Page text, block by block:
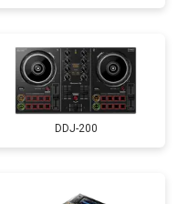
DDJ-200